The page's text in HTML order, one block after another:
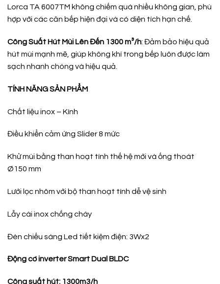
Lorca TA 6007TM không chiếm quá nhiều không gian, phù
hợp với các căn bếp hiện đại và có diện tích hạn chế.
Công Suất Hút Mùi Lên Đến 1300 m³/h: Đảm bảo hiệu quả
hút mùi mạnh mẽ, giúp không khí trong bếp luôn được làm
sạch nhanh chóng và hiệu quả.
TÍNH NĂNG SẢN PHẨM
Chất liệu inox – Kính
Điều khiển cảm ứng Slider 8 mức
Khử mùi bằng than hoạt tính thế hệ mới và ống thoát
Ø150 mm
Lưới lọc nhôm với bộ than hoạt tính dễ vệ sinh
Lẫy cài inox chống cháy
Đèn chiếu sáng Led tiết kiệm điện: 3Wx2
Động cơ inverter Smart Dual BLDC
Công suất hút: 1300m3/h